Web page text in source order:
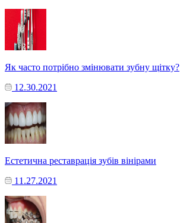
Як часто потрібно змінювати зубну щітку?
12.30.2021
Естетична реставрація зубів вінірами
11.27.2021